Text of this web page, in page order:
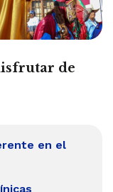
de
en el